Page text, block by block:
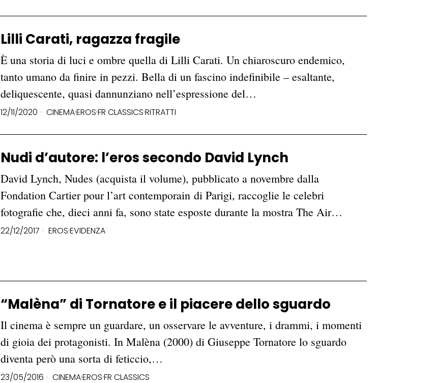
Lilli Carati, ragazza fragile
È una storia di luci e ombre quella di Lilli Carati. Un chiaroscuro endemico,
tanto umano da finire in pezzi. Bella di un fascino indefinibile – esaltante,
deliquescente, quasi dannunziano nell’espressione del…
12/11/2020 CINEMA·EROS·FR CLASSICS·RITRATTI
Nudi d’autore: l’eros secondo David Lynch
David Lynch, Nudes (acquista il volume), pubblicato a novembre dalla
Fondation Cartier pour l’art contemporain di Parigi, raccoglie le celebri
fotografie che, dieci anni fa, sono state esposte durante la mostra The Air…
22/12/2017 EROS·EVIDENZA
“Malèna” di Tornatore e il piacere dello sguardo
Il cinema è sempre un guardare, un osservare le avventure, i drammi, i momenti
di gioia dei protagonisti. In Malèna (2000) di Giuseppe Tornatore lo sguardo
diventa però una sorta di feticcio,…
23/05/2016 CINEMA·EROS·FR CLASSICS